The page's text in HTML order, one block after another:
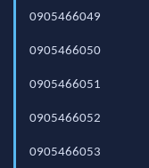
0905466049
0905466050
0905466051
0905466052
0905466053